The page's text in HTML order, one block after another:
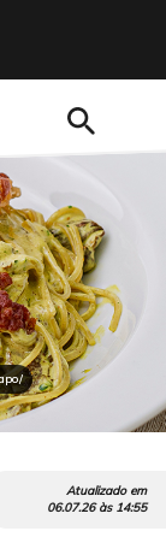
search
Atualizado em
06.07.26às 14:55